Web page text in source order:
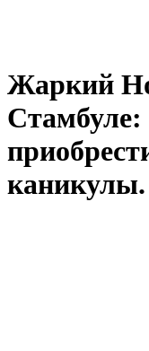
Жаркий
Стамбуле:
каникулы.